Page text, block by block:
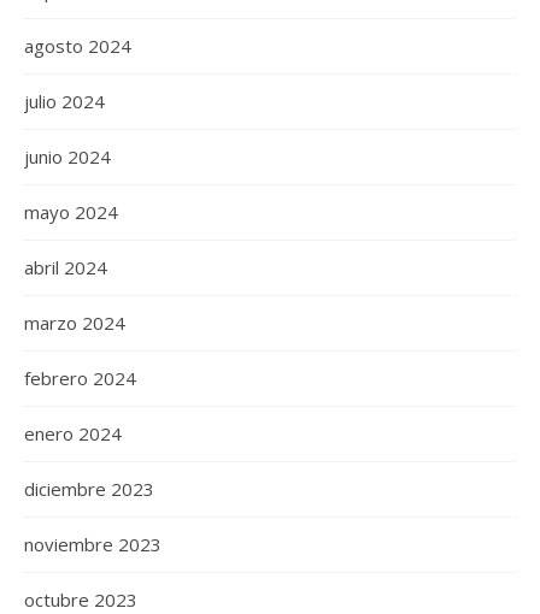
agosto 2024
julio 2024
junio 2024
mayo 2024
abril 2024
marzo 2024
febrero 2024
enero 2024
diciembre 2023
noviembre 2023
octubre 2023